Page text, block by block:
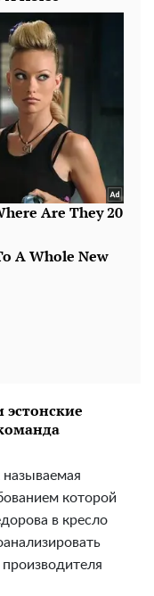
называемая
которой
в кресло